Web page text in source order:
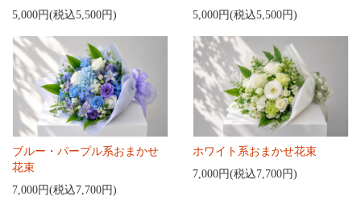
5,000円(税込5,500円)
5,000円(税込5,500円)
ブルー・パープル系おまかせ
花束
7,000円(税込7,700円)
ホワイト系おまかせ花束
7,000円(税込7,700円)